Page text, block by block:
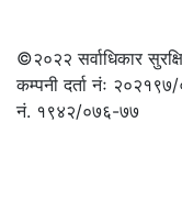
©२०२२सर्वाधिकार
कम्पनी दर्ता नंः
नं. १९४२/०७६-७७